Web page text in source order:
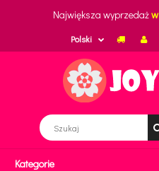
Największa wyprzedaż
Polski
Kategorie